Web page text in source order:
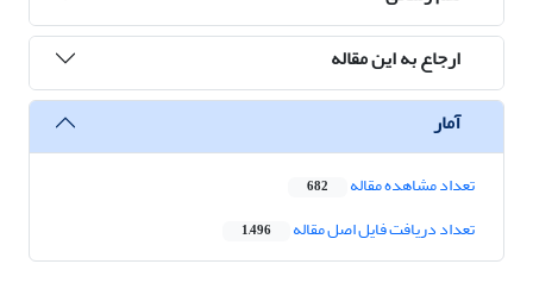
ارجاع به این مقاله
آمار
تعداد مشاهده مقاله 682
تعداد دریافت فایل اصل مقاله 1,496